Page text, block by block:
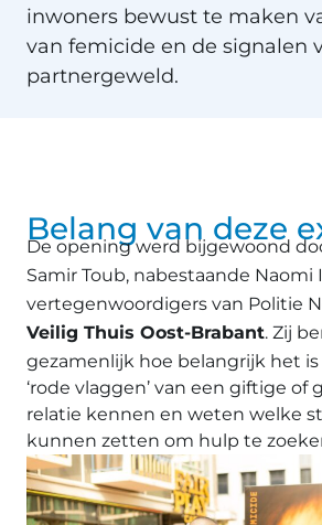
inwoners bewust te maken
van femicide en de signalen
partnergeweld.
Belang van deze
De opening werd bijgewoond
Samir Toub, nabestaande Naomi
vertegenwoordigers van Politie
Veilig Thuis Oost-Brabant. Zij
gezamenlijk hoe belangrijk het
‘rode vlaggen’ van een giftige of
relatie kennen en weten welke
kunnen zetten om hulp te